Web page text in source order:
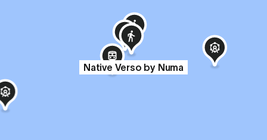
Native Verso by Numa